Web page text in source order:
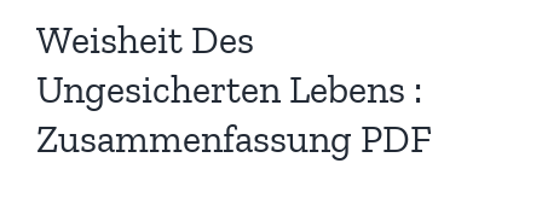
Weisheit Des
Ungesicherten Lebens :
Zusammenfassung PDF